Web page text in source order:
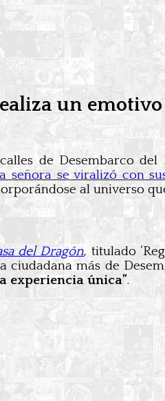
un
de Desembarco del
señora se viralizó con
al universo
del Dragón, titulado
más de
experiencia única”.